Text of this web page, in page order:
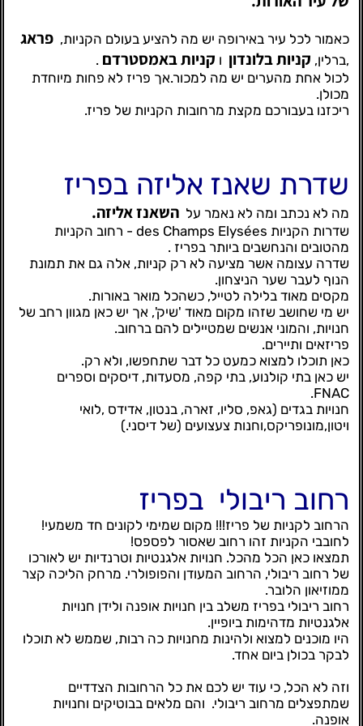
כאמור לכל עיר באירופה יש מה להציע בעולם הקניות, פראג
,ברלין, קניות בלונדון ו קניות באמסטרדם .
לכול אחת מהערים יש מה למכור.אך פריז לא פחות מיוחדת
מכולן.
ריכזנו בעבורכם מקצת מרחובות הקניות של פריז.
שדרת שאנז אליזה בפריז
מה לא נכתב ומה לא נאמר על השאנז אליזה.
שדרות הקניות des Champs Elysées - רחוב הקניות
מהטובים והנחשבים ביותר בפריז .
שדרה עצומה אשר מציעה לא רק קניות, אלה גם את תמונת
הנוף לעבר שער הניצחון.
מקסים מאוד בלילה לטייל, כשהכל מואר באורות.
יש מי שחושב שזהו מקום מאוד 'שיק', אך יש כאן מגוון רחב של
חנויות, והמוני אנשים שמטיילים להם ברחוב.
פריזאים ותיירים.
כאן תוכלו למצוא כמעט כל דבר שתחפשו, ולא רק.
יש כאן בתי קולנוע, בתי קפה, מסעדות, דיסקים וספרים
FNAC.
חנויות בגדים (גאפ, סליו, זארה, בנטון, אדידס ,לואי
ויטון,מונופריקס,וחנות צעצועים (של דיסני.)
רחוב ריבולי בפריז
הרחוב לקניות של פריז!!! מקום שמימי לקונים חד משמעי!
לחובבי הקניות זהו רחוב שאסור לפספס!
תמצאו כאן הכל מהכל. חנויות אלגנטיות וטרנדיות יש לאורכו
של רחוב ריבולי, הרחוב המעודן והפופולרי. מרחק הליכה קצר
ממוזיאון הלובר.
רחוב ריבולי בפריז משלב בין חנויות אופנה ולידן חנויות
אלגנטיות מדהימות ביופיין.
היו מוכנים למצוא ולהינות מחנויות כה רבות, שממש לא תוכלו
לבקר בכולן ביום אחד.
וזה לא הכל, כי עוד יש לכם את כל הרחובות הצדדיים
שמתפצלים מרחוב ריבולי. והם מלאים בבוטיקים וחנויות
אופנה.